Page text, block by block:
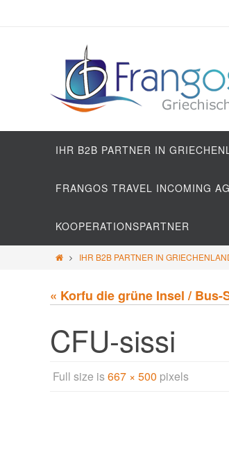
IHR B2B PARTNER IN
FRANGOS TRAVEL INCOMING
KOOPERATIONSPARTNER
IHR B2B PARTNER IN
« Korfu die grüne Insel / Bus-
CFU-sissi
Full size is667 × 500 pixels